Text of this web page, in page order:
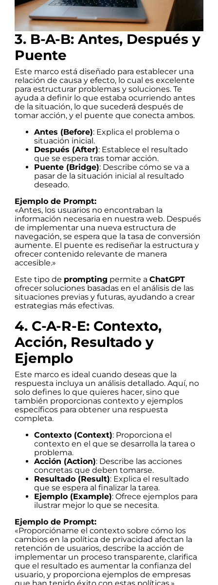
3. B-A-B: Antes, Después y
Puente
Este marco está diseñado para establecer una
relación de causa y efecto, lo cual es excelente
para estructurar problemas y soluciones. Te
ayuda a definir lo que estaba ocurriendo antes
de la situación, lo que sucederá después de
tomar acción, y el puente que conecta ambos.
Antes (Before): Explica el problema o
situación inicial.
Después (After): Establece el resultado
que se espera tras tomar acción.
Puente (Bridge): Describe cómo se va a
pasar de la situación inicial al resultado
deseado.
Ejemplo de Prompt:
«Antes, los usuarios no encontraban la
información necesaria en nuestra web. Después
de implementar una nueva estructura de
navegación, se espera que la tasa de conversión
aumente. El puente es rediseñar la estructura y
ofrecer contenido relevante de manera
accesible.»
Este tipo de prompting permite a ChatGPT
ofrecer soluciones basadas en el análisis de las
situaciones previas y futuras, ayudando a crear
estrategias más efectivas.
4. C-A-R-E: Contexto,
Acción, Resultado y
Ejemplo
Este marco es ideal cuando deseas que la
respuesta incluya un análisis detallado. Aquí, no
solo defines lo que quieres hacer, sino que
también proporcionas contexto y ejemplos
específicos para obtener una respuesta
completa.
Contexto (Context): Proporciona el
contexto en el que se desarrolla la tarea o
problema.
Acción (Action): Describe las acciones
concretas que deben tomarse.
Resultado (Result): Explica el resultado
que se espera al finalizar la tarea.
Ejemplo (Example): Ofrece ejemplos para
ilustrar mejor lo que se necesita.
Ejemplo de Prompt:
«Proporcióname el contexto sobre cómo los
cambios en la política de privacidad afectan la
retención de usuarios, describe la acción de
implementar un proceso transparente, clarifica
que el resultado es aumentar la confianza del
usuario, y proporciona ejemplos de empresas
que han tenido éxito con estas políticas.»